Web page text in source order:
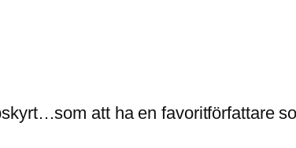
att ha en favoritförfattare